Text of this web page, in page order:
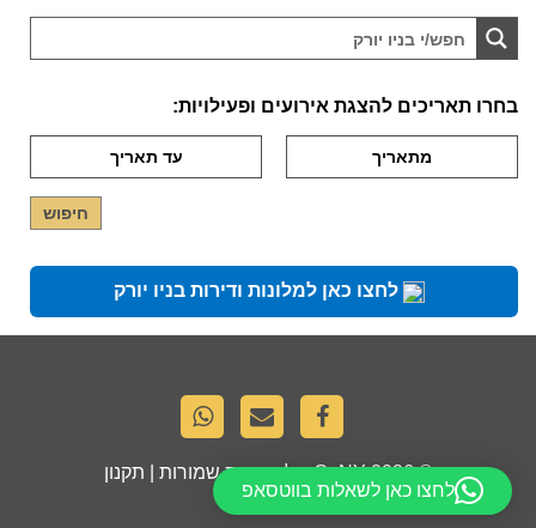
בחרו תאריכים להצגת אירועים ופעילויות:
לחצו כאן למלונות ודירות בניו יורק
© 2026
GoNY. כל הזכויות שמורות | תקנון
לחצו כאן לשאלות בווטסאפ